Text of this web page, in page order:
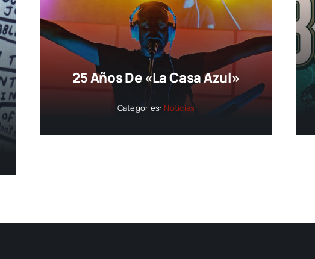
25 Años De «La Casa Azul»
Categories: Noticias